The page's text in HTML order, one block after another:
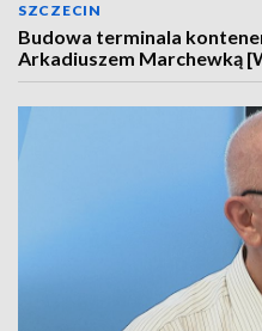
SZCZECIN
Budowa terminala
Arkadiuszem Marchewką